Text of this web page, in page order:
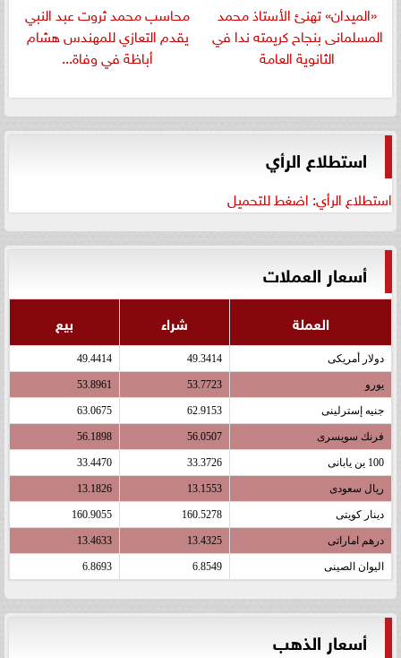
«الميدان» تهنئ الأستاذ محمد
المسلمانى بنجاح كريمته ندا في
الثانوية العامة
​محاسب محمد ثروت عبد النبي
يقدم التعازي للمهندس هشام
أباظة في وفاة...
استطلاع الرأي
استطلاع الرأي: اضغط للتحميل
أسعار العملات
العملة شراء بيع
دولار أمريكى 49.3414
49.4414
يورو 53.7723
53.8961
جنيه إسترلينى 62.9153
63.0675
فرنك سويسرى 56.0507
56.1898
100 ين يابانى 33.3726
33.4470
ريال سعودى 13.1553
13.1826
دينار كويتى 160.5278
160.9055
درهم اماراتى 13.4325
13.4633
اليوان الصينى 6.8549
6.8693
أسعار الذهب